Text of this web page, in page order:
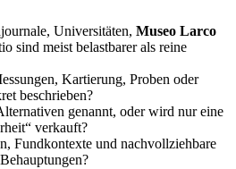
Universitäten, Museo Larco
sind meist belastbarer als reine
Kartierung, Proben oder
beschrieben?
genannt, oder wird nur eine
verkauft?
Fundkontexte und nachvollziehbare